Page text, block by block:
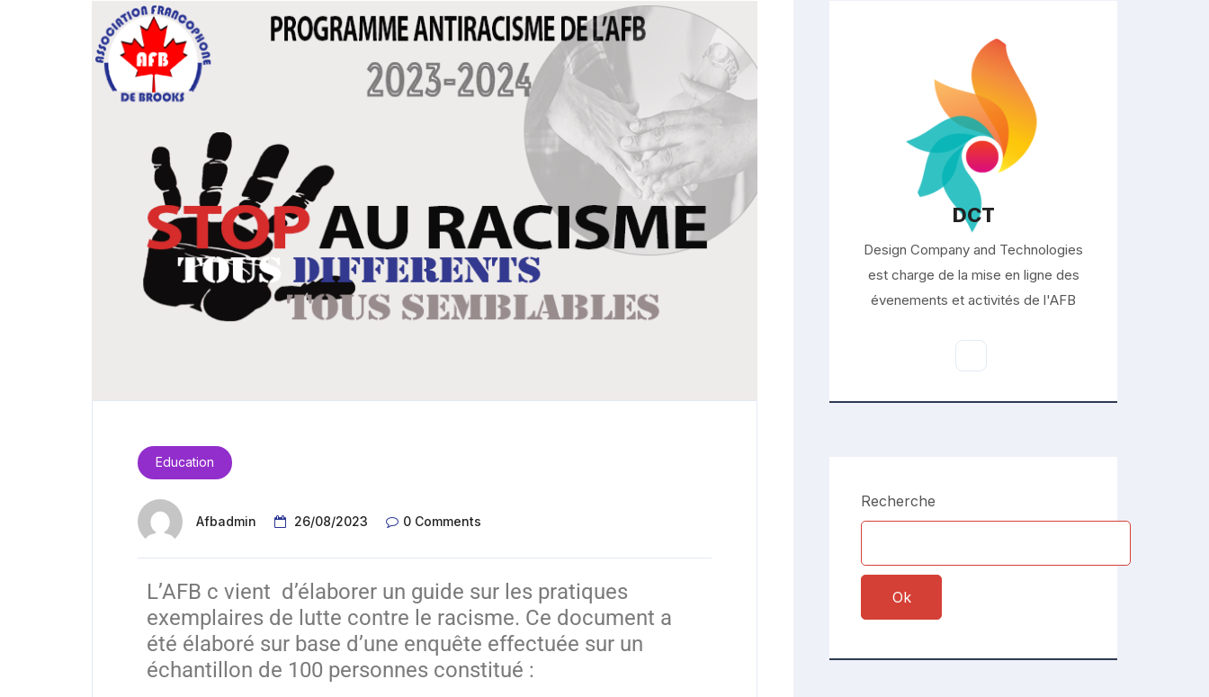
Education
Afbadmin 26/08/2023 0 Comments
L’AFB c vient d’élaborer un guide sur les pratiques
exemplaires de lutte contre le racisme. Ce document a
été élaboré sur base d’une enquête effectuée sur un
échantillon de 100 personnes constitué :
DCT
Design Company and Technologies
est charge de la mise en ligne des
évenements et activités de l'AFB
Recherche
Ok